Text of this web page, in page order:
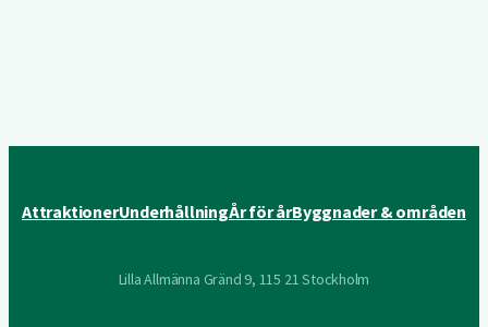
AttraktionerUnderhållningÅr för årByggnader & områden
Lilla Allmänna Gränd 9, 115 21 Stockholm